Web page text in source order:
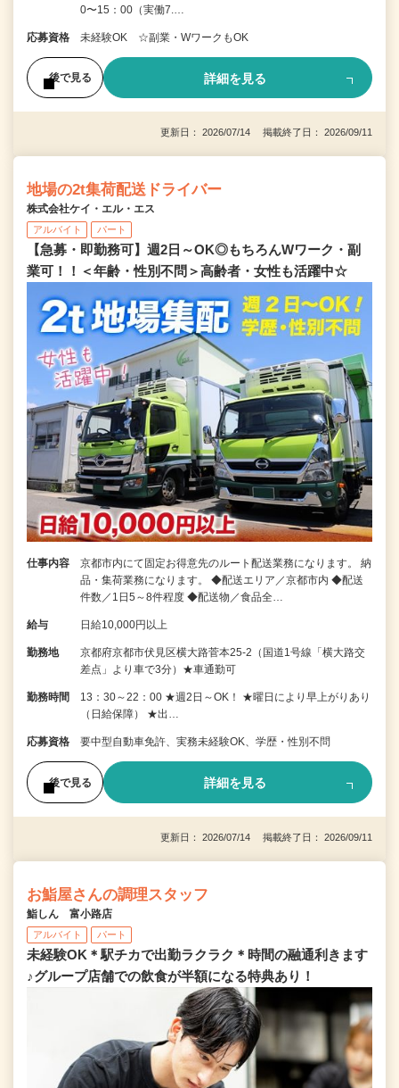
0〜15：00（実働7.…
応募資格 未経験OK ☆副業・WワークもOK
後で見る 詳細を見る
更新日： 2026/07/14 掲載終了日： 2026/09/11
地場の2t集荷配送ドライバー
株式会社ケイ・エル・エス
アルバイト パート
【急募・即勤務可】週2日～OK◎もちろんWワーク・副
業可！！＜年齢・性別不問＞高齢者・女性も活躍中☆
仕事内容
京都市内にて固定お得意先のルート配送業務になります。 納
品・集荷業務になります。 ◆配送エリア／京都市内 ◆配送
件数／1日5～8件程度 ◆配送物／食品全…
給与 日給10,000円以上
勤務地
京都府京都市伏見区横大路菅本25-2（国道1号線「横大路交
差点」より車で3分）★車通勤可
勤務時間
13：30～22：00 ★週2日～OK！ ★曜日により早上がりあり
（日給保障） ★出…
応募資格 要中型自動車免許、実務未経験OK、学歴・性別不問
後で見る 詳細を見る
更新日： 2026/07/14 掲載終了日： 2026/09/11
お鮨屋さんの調理スタッフ
鮨しん 富小路店
アルバイト パート
未経験OK＊駅チカで出勤ラクラク＊時間の融通利きます
♪グループ店舗での飲食が半額になる特典あり！